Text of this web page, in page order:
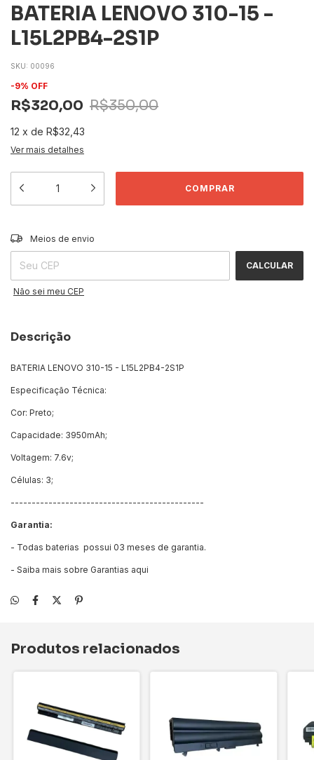
BATERIA LENOVO 310-15 -
L15L2PB4-2S1P
SKU: 00096
-9% OFF
R$320,00 R$350,00
12 x de R$32,43
Ver mais detalhes
Entregas para o CEP:
Meios de envio
CALCULAR
Não sei meu CEP
Descrição
BATERIA LENOVO 310-15 - L15L2PB4-2S1P
Especificação Técnica:
Cor: Preto;
Capacidade: 3950mAh;
Voltagem: 7.6v;
Células: 3;
----------------------------------------------
Garantia:
- Todas baterias possui 03 meses de garantia.
- Saiba mais sobre Garantias aqui
Produtos relacionados